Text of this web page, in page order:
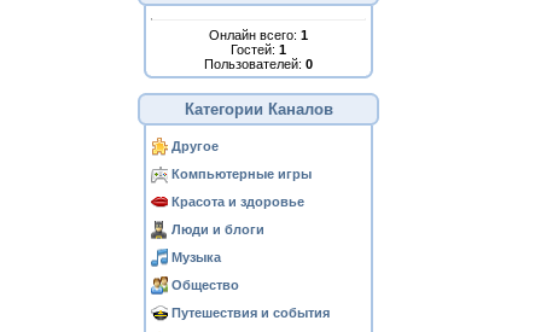
Онлайн всего: 1
Гостей: 1
Пользователей: 0
Категории Каналов
Другое
Компьютерные игры
Красота и здоровье
Люди и блоги
Музыка
Общество
Путешествия и события